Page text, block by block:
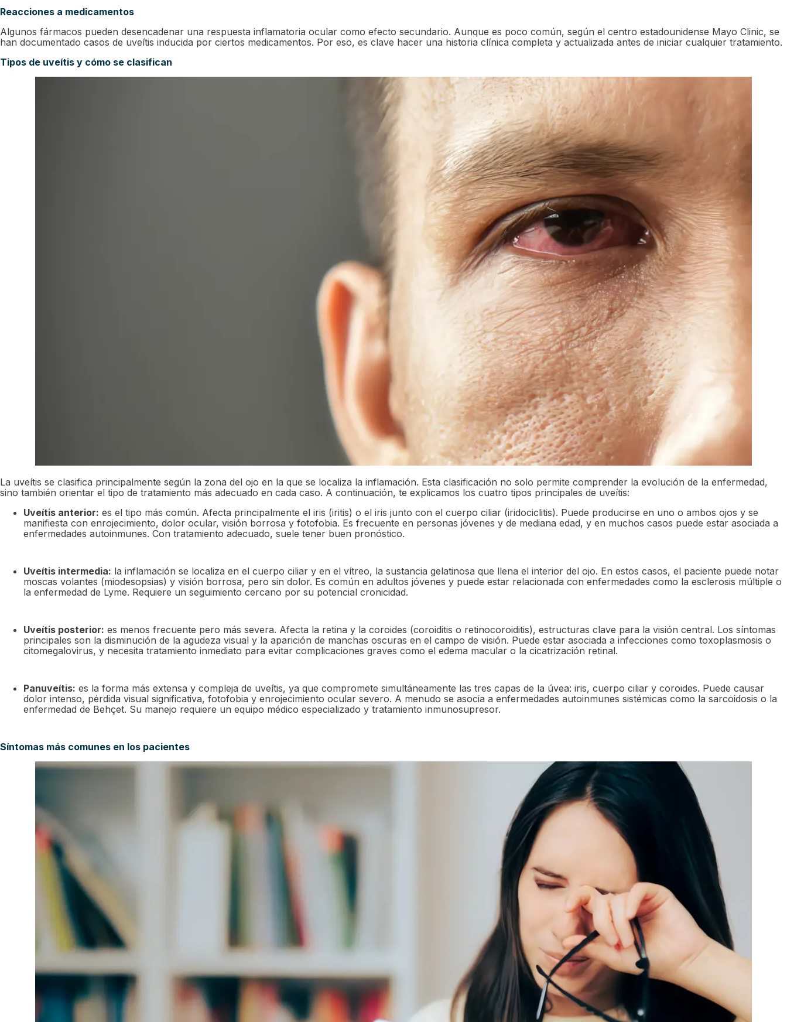
Reacciones a medicamentos
Algunos fármacos pueden desencadenar una respuesta inflamatoria ocular como efecto secundario. Aunque es poco común, según el centro estadounidense Mayo Clinic, se
han documentado casos de uveítis inducida por ciertos medicamentos. Por eso, es clave hacer una historia clínica completa y actualizada antes de iniciar cualquier tratamiento.
Tipos de uveítis y cómo se clasifican
La uveítis se clasifica principalmente según la zona del ojo en la que se localiza la inflamación. Esta clasificación no solo permite comprender la evolución de la enfermedad,
sino también orientar el tipo de tratamiento más adecuado en cada caso. A continuación, te explicamos los cuatro tipos principales de uveítis:
Uveítis anterior: es el tipo más común. Afecta principalmente el iris (iritis) o el iris junto con el cuerpo ciliar (iridociclitis). Puede producirse en uno o ambos ojos y se
manifiesta con enrojecimiento, dolor ocular, visión borrosa y fotofobia. Es frecuente en personas jóvenes y de mediana edad, y en muchos casos puede estar asociada a
enfermedades autoinmunes. Con tratamiento adecuado, suele tener buen pronóstico.
Uveítis intermedia: la inflamación se localiza en el cuerpo ciliar y en el vítreo, la sustancia gelatinosa que llena el interior del ojo. En estos casos, el paciente puede notar
moscas volantes (miodesopsias) y visión borrosa, pero sin dolor. Es común en adultos jóvenes y puede estar relacionada con enfermedades como la esclerosis múltiple o
la enfermedad de Lyme. Requiere un seguimiento cercano por su potencial cronicidad.
Uveítis posterior: es menos frecuente pero más severa. Afecta la retina y la coroides (coroiditis o retinocoroiditis), estructuras clave para la visión central. Los síntomas
principales son la disminución de la agudeza visual y la aparición de manchas oscuras en el campo de visión. Puede estar asociada a infecciones como toxoplasmosis o
citomegalovirus, y necesita tratamiento inmediato para evitar complicaciones graves como el edema macular o la cicatrización retinal.
Panuveítis: es la forma más extensa y compleja de uveítis, ya que compromete simultáneamente las tres capas de la úvea: iris, cuerpo ciliar y coroides. Puede causar
dolor intenso, pérdida visual significativa, fotofobia y enrojecimiento ocular severo. A menudo se asocia a enfermedades autoinmunes sistémicas como la sarcoidosis o la
enfermedad de Behçet. Su manejo requiere un equipo médico especializado y tratamiento inmunosupresor.
Síntomas más comunes en los pacientes